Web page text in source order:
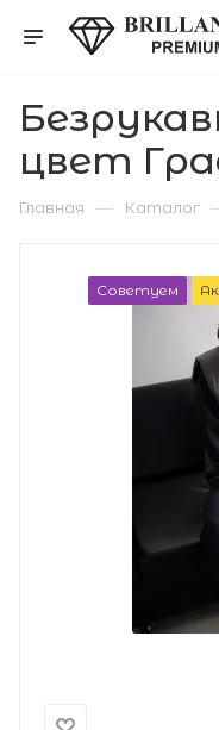
цвет
Главная — Каталог
Советуем